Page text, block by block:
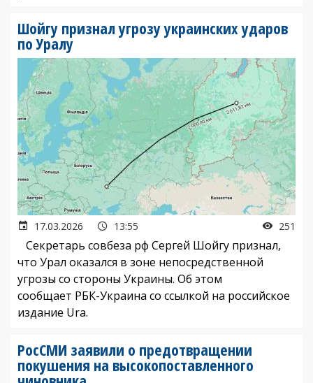
Шойгу признал угрозу украинских ударов
по Уралу
17.03.2026 13:55 251
Секретарь совбеза рф Сергей Шойгу признал,
что Урал оказался в зоне непосредственной
угрозы со стороны Украины. Об этом
сообщает РБК-Украина со ссылкой на российское
издание Ura.
РосСМИ заявили о предотвращении
покушения на высокопоставленного